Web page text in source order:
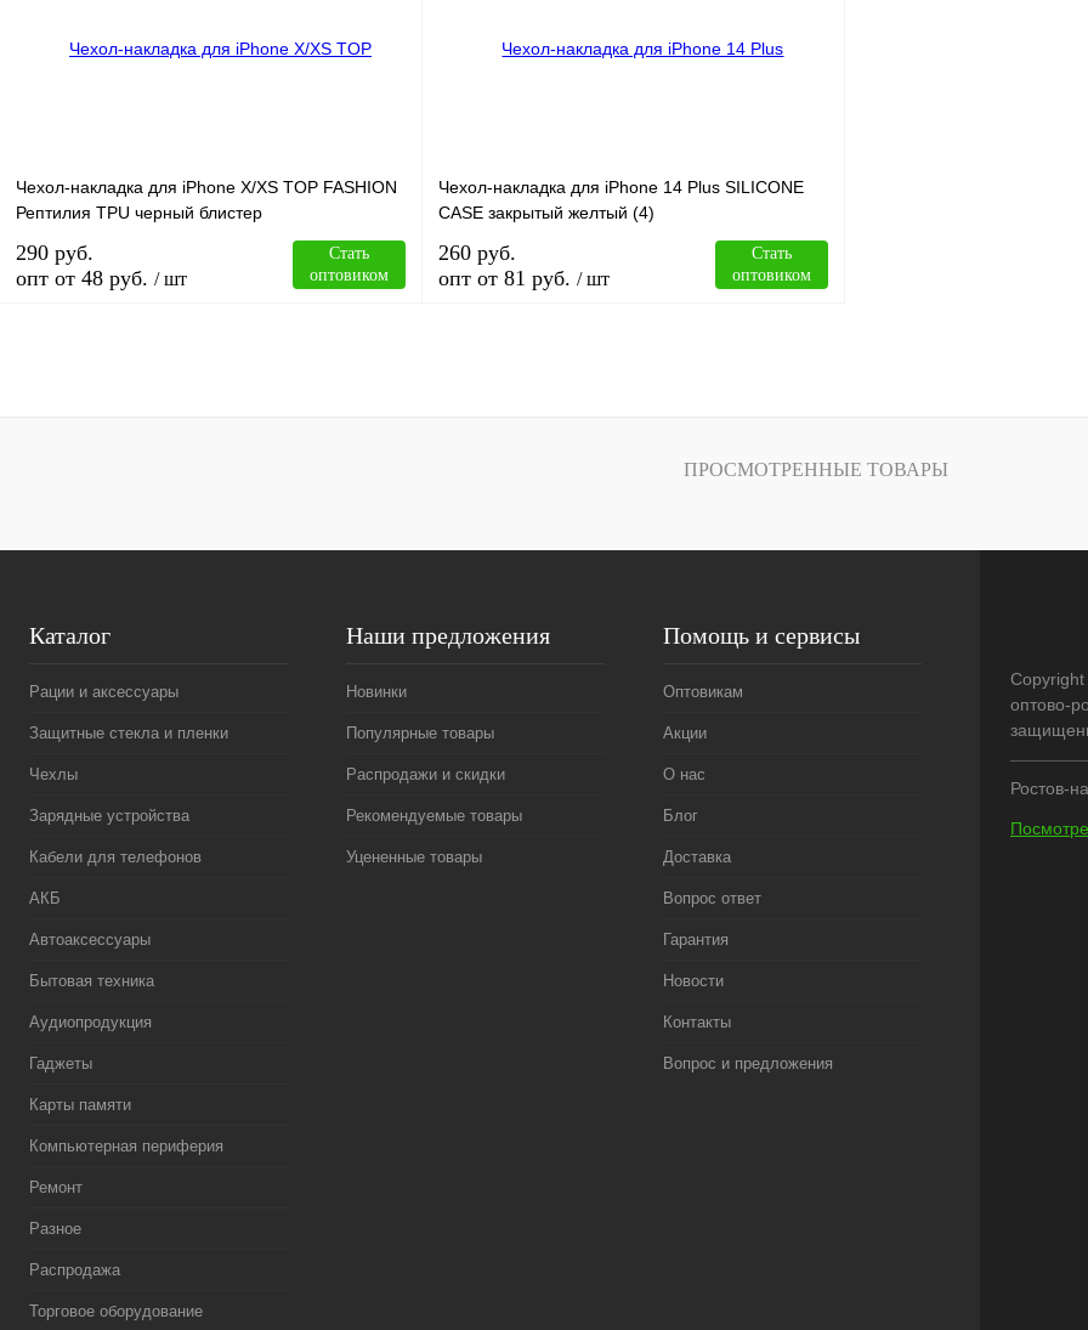
В избранное
В
В избранное
В
Чехол-накладка для iPhone X/XS TOP FASHION
Рептилия TPU черный блистер
290 руб.
опт от 48 руб. / шт
Стать
оптовиком
Чехол-накладка для iPhone 14 Plus SILICONE
CASE закрытый желтый (4)
260 руб.
опт от 81 руб. / шт
Стать
оптовиком
ПРОСМОТРЕННЫЕ ТОВАРЫ
Каталог
Рации и аксессуары
Защитные стекла и пленки
Чехлы
Зарядные устройства
Кабели для телефонов
АКБ
Автоаксессуары
Бытовая техника
Аудиопродукция
Гаджеты
Карты памяти
Компьютерная периферия
Ремонт
Разное
Распродажа
Торговое оборудование
Наши предложения
Новинки
Популярные товары
Распродажи и скидки
Рекомендуемые товары
Уцененные товары
Помощь и сервисы
Оптовикам
Акции
О нас
Блог
Доставка
Вопрос ответ
Гарантия
Новости
Контакты
Вопрос и предложения
оптово-
Ростов-